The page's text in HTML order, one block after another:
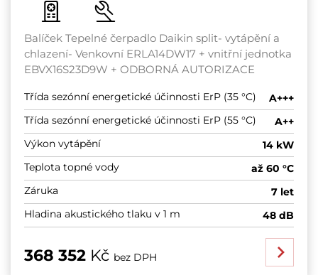
Balíček Tepelné čerpadlo Daikin split- vytápění a
chlazení- Venkovní ERLA14DW17 + vnitřní jednotka
EBVX16S23D9W + ODBORNÁ AUTORIZACE
Třída sezónní energetické účinnosti ErP (35 °C)
A+++
Třída sezónní energetické účinnosti ErP (55 °C)
A++
Výkon vytápění
14 kW
Teplota topné vody
až 60 °C
Záruka
7 let
Hladina akustického tlaku v 1 m
48 dB
368 352 Kč bez DPH